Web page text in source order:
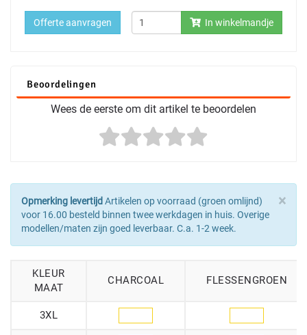
In winkelmandje
Offerte aanvragen
Beoordelingen
Wees de eerste om dit artikel te beoordelen
×
Opmerking levertijd Artikelen op voorraad (groen omlijnd)
voor 16.00 besteld binnen twee werkdagen in huis. Overige
modellen/maten zijn goed leverbaar. C.a. 1-2 week.
KLEUR
MAAT
CHARCOAL FLESSENGROEN
3XL